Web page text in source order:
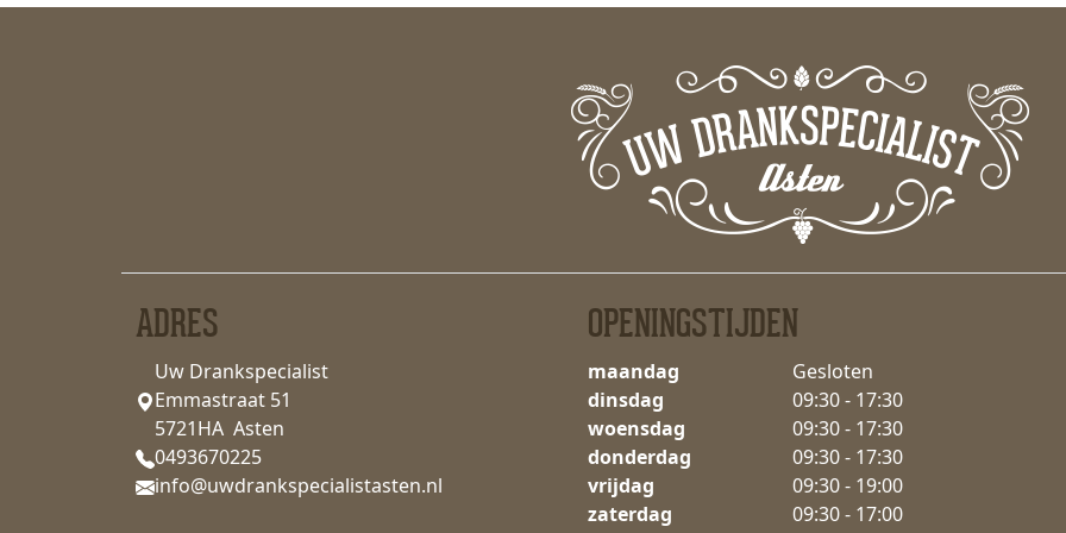
ADRES
Uw Drankspecialist
Emmastraat 51
5721HA Asten
0493670225
info@uwdrankspecialistasten.nl
OPENINGSTIJDEN
maandag
Gesloten
dinsdag
09:30 - 17:30
woensdag
09:30 - 17:30
donderdag
09:30 - 17:30
vrijdag
09:30 - 19:00
zaterdag
09:30 - 17:00